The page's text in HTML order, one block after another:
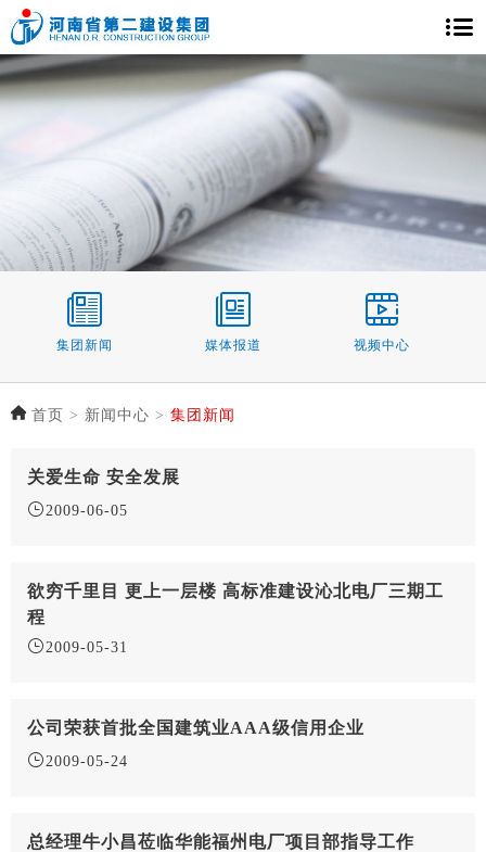
集团新闻 媒体报道 视频中心
首页 > 新闻中心 > 集团新闻
关爱生命 安全发展
2009-06-05
欲穷千里目 更上一层楼 高标准建设沁北电厂三期工
程
2009-05-31
公司荣获首批全国建筑业AAA级信用企业
2009-05-24
总经理牛小昌莅临华能福州电厂项目部指导工作